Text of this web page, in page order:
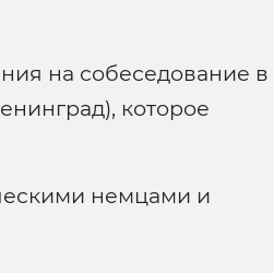
на собеседование в
которое
немцами и